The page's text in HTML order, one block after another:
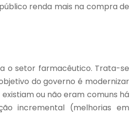
renda mais na compra de
o setor farmacêutico. Trata-se
do governo é modernizar
ou não eram comuns há
incremental (melhorias em